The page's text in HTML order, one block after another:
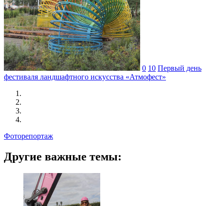
0 10 Первый день
фестиваля ландшафтного искусства «Атмофест»
Фоторепортаж
Другие важные темы: